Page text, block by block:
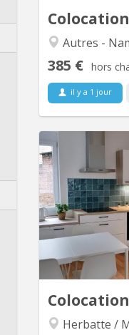
Colocation
Autres -
385 € hors
il y a 1 jour
Colocation
Herbatte /
Cette
rénovée en
étudiants et
un endroit
vivre. Une des
colocation se
Lumineuse